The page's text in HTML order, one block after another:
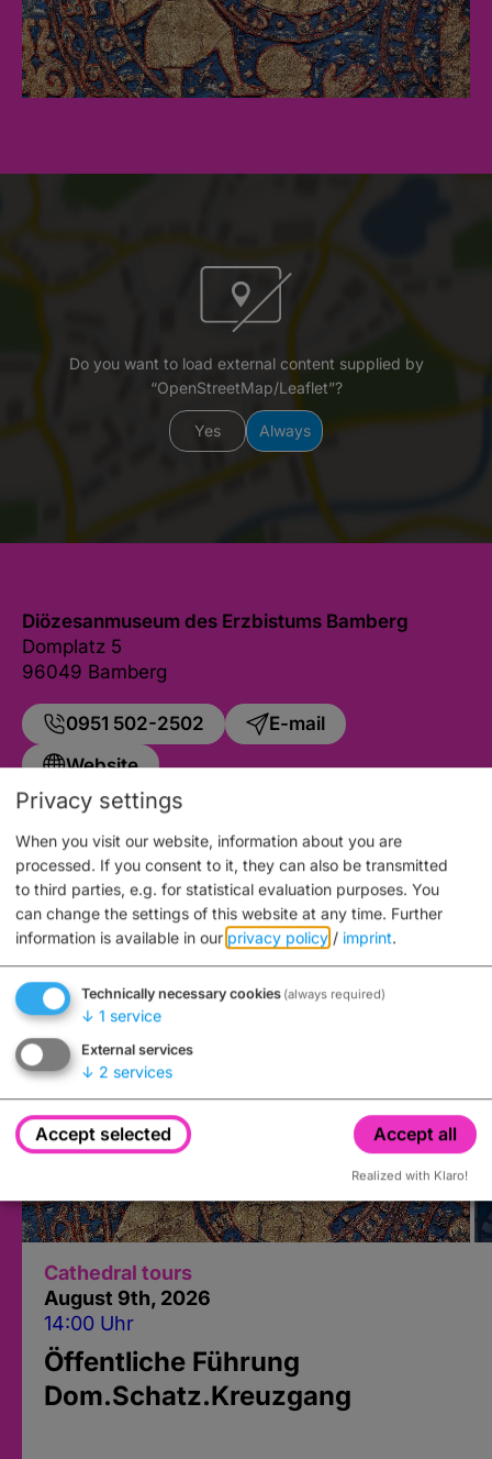
Do you want to load external content supplied by
“OpenStreetMap/Leaflet”?
Yes Always
Diözesanmuseum des Erzbistums Bamberg
Domplatz 5
96049 Bamberg
0951 502-2502
E-mail
Website
Auch an diesem Ort
Cathedral tours
August 9th, 2026
14:00 Uhr
Öffentliche Führung
Dom.Schatz.Kreuzgang
Privacy settings
When you visit our website, information about you are
processed. If you consent to it, they can also be transmitted
to third parties, e.g. for statistical evaluation purposes. You
can change the settings of this website at any time. Further
information is available in our privacy policy / imprint.
Technically necessary cookies (always required)
↓ 1 service
External services
↓ 2 services
Accept selected Accept all
Realized with Klaro!